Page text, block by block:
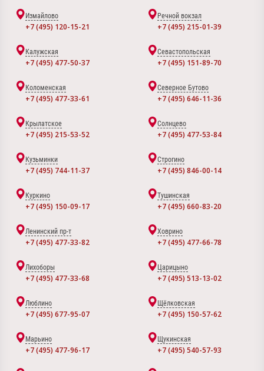
Измайлово
+7 (495) 120-15-21
Речной вокзал
+7 (495) 215-01-39
Калужская
+7 (495) 477-50-37
Севастопольская
+7 (495) 151-89-70
Коломенская
+7 (495) 477-33-61
Северное Бутово
+7 (495) 646-11-36
Крылатское
+7 (495) 215-53-52
Солнцево
+7 (495) 477-53-84
Кузьминки
+7 (495) 744-11-37
Строгино
+7 (495) 846-00-14
Куркино
+7 (495) 150-09-17
Тушинская
+7 (495) 660-83-20
Ленинский пр-т
+7 (495) 477-33-82
Ховрино
+7 (495) 477-66-78
Лихоборы
+7 (495) 477-33-68
Царицыно
+7 (495) 513-13-02
Люблино
+7 (495) 677-95-07
Щёлковская
+7 (495) 150-57-62
Марьино
+7 (495) 477-96-17
Щукинская
+7 (495) 540-57-93